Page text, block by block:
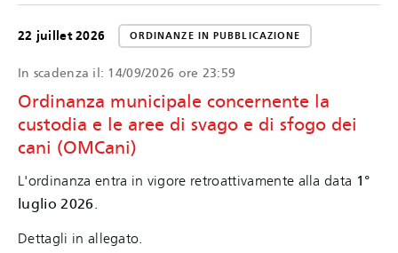
22 juillet 2026 ORDINANZE IN PUBBLICAZIONE
In scadenza il: 14/09/2026 ore 23:59
Ordinanza municipale concernente la
custodia e le aree di svago e di sfogo dei
cani (OMCani)
L'ordinanza entra in vigore retroattivamente alla data 1°
luglio 2026.
Dettagli in allegato.